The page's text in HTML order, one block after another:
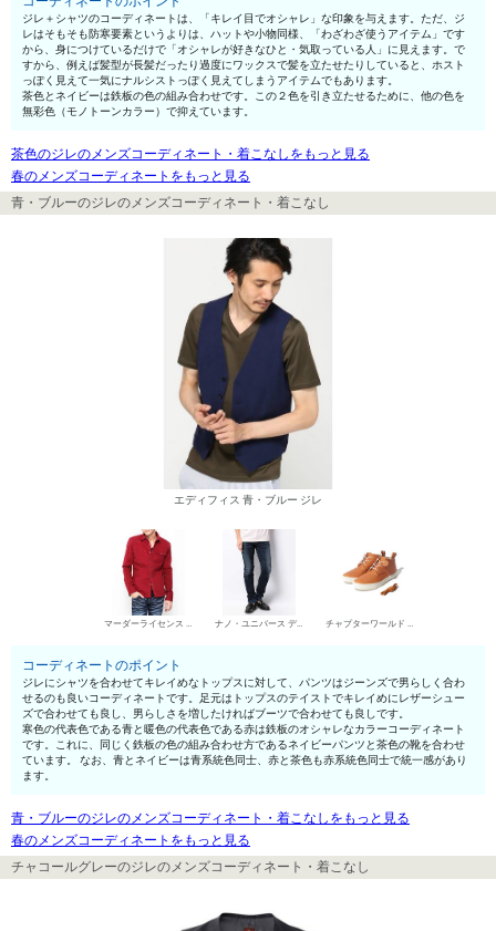
ジレ＋シャツのコーディネートは、「キレイ目でオシャレ」な印象を与えます。ただ、ジ
レはそもそも防寒要素というよりは、ハットや小物同様、「わざわざ使うアイテム」です
から、身につけているだけで「オシャレが好きなひと・気取っている人」に見えます。で
すから、例えば髪型が長髪だったり過度にワックスで髪を立たせたりしていると、ホスト
っぽく見えて一気にナルシストっぽく見えてしまうアイテムでもあります。
茶色とネイビーは鉄板の色の組み合わせです。この２色を引き立たせるために、他の色を
無彩色（モノトーンカラー）で抑えています。
茶色のジレのメンズコーディネート・着こなしをもっと見る
春のメンズコーディネートをもっと見る
青・ブルーのジレのメンズコーディネート・着こなし
エディフィス 青・ブルー ジレ
マーダーライセンス シャツ ナノ・ユニバース デニムパンツ・ジーンズ チャプターワールド デザートブーツ
コーディネートのポイント
ジレにシャツを合わせてキレイめなトップスに対して、パンツはジーンズで男らしく合わ
せるのも良いコーディネートです。足元はトップスのテイストでキレイめにレザーシュー
ズで合わせても良し、男らしさを増したければブーツで合わせても良しです。
寒色の代表色である青と暖色の代表色である赤は鉄板のオシャレなカラーコーディネート
です。これに、同じく鉄板の色の組み合わせ方であるネイビーパンツと茶色の靴を合わせ
ています。 なお、青とネイビーは青系統色同士、赤と茶色も赤系統色同士で統一感があり
ます。
青・ブルーのジレのメンズコーディネート・着こなしをもっと見る
春のメンズコーディネートをもっと見る
チャコールグレーのジレのメンズコーディネート・着こなし